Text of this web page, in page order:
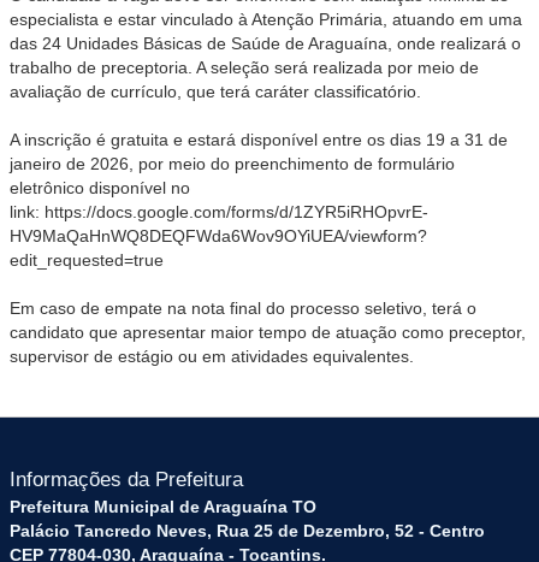
especialista e estar vinculado à Atenção Primária, atuando em uma
das 24 Unidades Básicas de Saúde de Araguaína, onde realizará o
trabalho de preceptoria. A seleção será realizada por meio de
avaliação de currículo, que terá caráter classificatório.
A inscrição é gratuita e estará disponível entre os dias 19 a 31 de
janeiro de 2026, por meio do preenchimento de formulário
eletrônico disponível no
link: https://docs.google.com/forms/d/1ZYR5iRHOpvrE-
HV9MaQaHnWQ8DEQFWda6Wov9OYiUEA/viewform?
edit_requested=true
Em caso de empate na nota final do processo seletivo, terá o
candidato que apresentar maior tempo de atuação como preceptor,
supervisor de estágio ou em atividades equivalentes.
Informações da Prefeitura
Prefeitura Municipal de Araguaína TO
Palácio Tancredo Neves, Rua 25 de Dezembro, 52 - Centro
CEP 77804-030, Araguaína - Tocantins.